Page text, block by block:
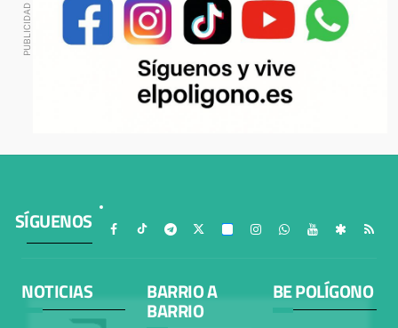
SÍGUENOS
NOTICIAS BARRIO A
BARRIO
BE POLÍGONO